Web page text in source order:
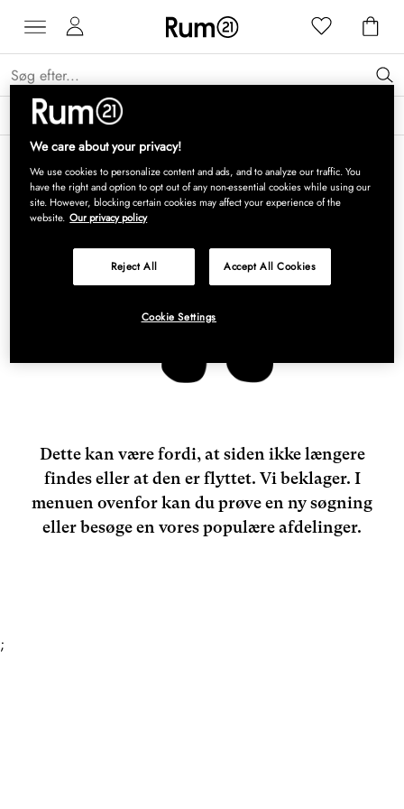
Få 15 % på Grythyttan Stålmöbler* →
Dette kan være fordi, at siden ikke længere
findes eller at den er flyttet. Vi beklager. I
menuen ovenfor kan du prøve en ny søgning
eller besøge en vores populære afdelinger.
;
We care about your privacy!
We use cookies to personalize content and ads, and to analyze our traffic. You
have the right and option to opt out of any non-essential cookies while using our
site. However, blocking certain cookies may affect your experience of the
website. Our privacy policy
Reject All Accept All Cookies
Cookie Settings